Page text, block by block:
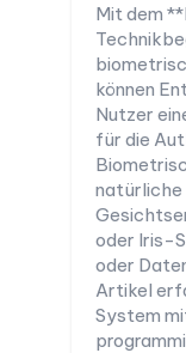
Mit dem
können
Nutzer
für die
natürliche
oder Iris-
oder
Artikel
System